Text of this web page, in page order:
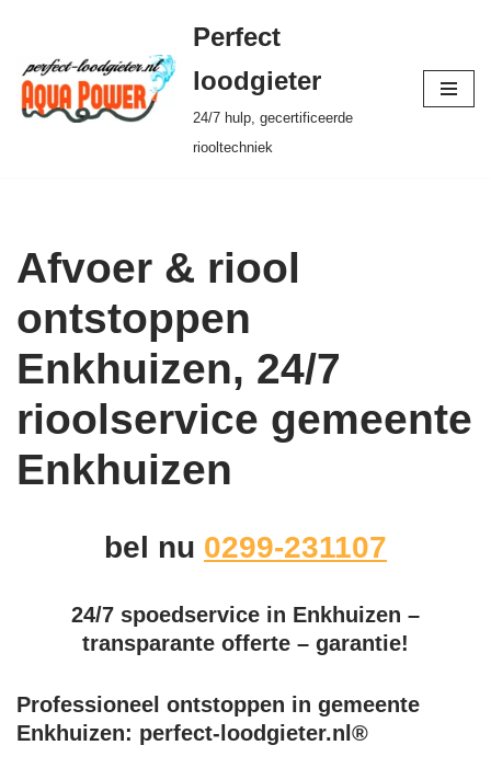
Ga
naar
de
Perfect
loodgieter
24/7 hulp, gecertificeerde
riooltechniek
Afvoer & riool
ontstoppen
Enkhuizen, 24/7
rioolservice gemeente
Enkhuizen
bel nu 0299-231107
24/7 spoedservice in Enkhuizen –
transparante offerte – garantie!
Professioneel ontstoppen in gemeente
Enkhuizen: perfect-loodgieter.nl®